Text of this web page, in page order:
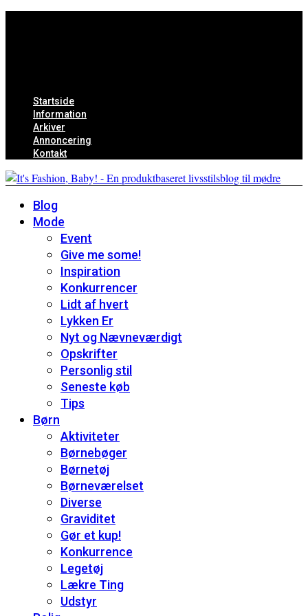
Startside
Information
Arkiver
Annoncering
Kontakt
Blog
Mode
Event
Give me some!
Inspiration
Konkurrencer
Lidt af hvert
Lykken Er
Nyt og Nævneværdigt
Opskrifter
Personlig stil
Seneste køb
Tips
Børn
Aktiviteter
Børnebøger
Børnetøj
Børneværelset
Diverse
Graviditet
Gør et kup!
Konkurrence
Legetøj
Lækre Ting
Udstyr